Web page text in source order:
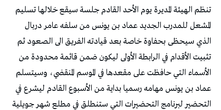
تنظم الهيئة المديرة يوم الأحد القادم جلسة سيقع خلالها تسليم
المشعل للمدرب الجديد عماد بن يونس من سلفه عامر دربال
الذي سيحظى بحفاوة خاصة بعد قيادته الفريق الى الصعود ثم
تثبيت الأقدام في الرابطة الأولى ليكون ضمن قائمة محدودة من
الأسماء التي حافظت على مقعدها في الموسم المنقضي، وسيتسلم
عماد بن يونس مهامه رسميا بداية من الأسبوع القادم ليشرع في
التحضير لبرنامج التحضيرات التي ستنطلق في مطلع شهر جويلية